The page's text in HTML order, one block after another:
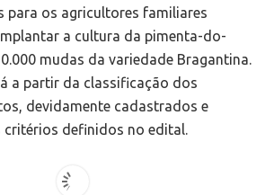
para os agricultores familiares
a cultura da pimenta-do-
mudas da variedade Bragantina.
a partir da classificação dos
devidamente cadastrados e
critérios definidos no edital.